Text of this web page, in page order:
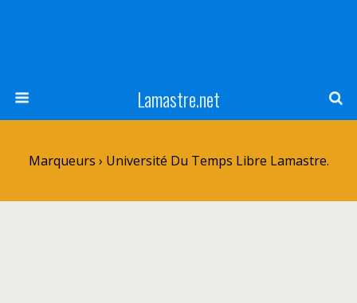
Lamastre.net
Marqueurs › Université Du Temps Libre Lamastre.